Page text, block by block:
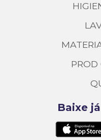
PROD
Baixe